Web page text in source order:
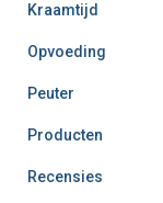
Kraamtijd
Opvoeding
Peuter
Producten
Recensies